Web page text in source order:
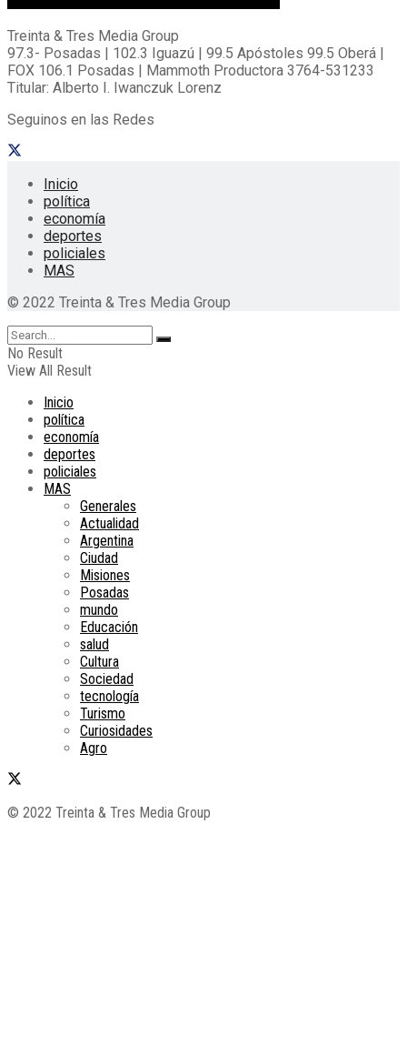
Treinta & Tres Media Group
97.3- Posadas | 102.3 Iguazú | 99.5 Apóstoles 99.5 Oberá |
FOX 106.1 Posadas | Mammoth Productora 3764-531233
Titular: Alberto I. Iwanczuk Lorenz
Seguinos en las Redes
Inicio
política
economía
deportes
policiales
MAS
© 2022 Treinta & Tres Media Group
No Result
View All Result
Inicio
política
economía
deportes
policiales
MAS
Generales
Actualidad
Argentina
Ciudad
Misiones
Posadas
mundo
Educación
salud
Cultura
Sociedad
tecnología
Turismo
Curiosidades
Agro
© 2022 Treinta & Tres Media Group